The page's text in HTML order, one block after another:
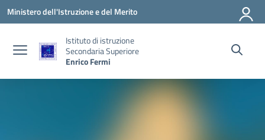
Vai ai contenuti
Vai al menu di navigazione
Vai al footer
Ministero dell'Istruzione e del Merito
Istituto di istruzione
Secondaria Superiore
Enrico Fermi